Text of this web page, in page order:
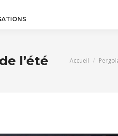
l’été Vous êtes ici :
Accueil